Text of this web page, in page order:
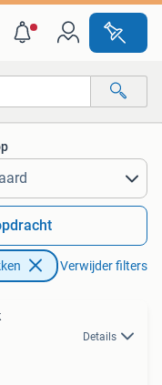
Verwijder filters
Details